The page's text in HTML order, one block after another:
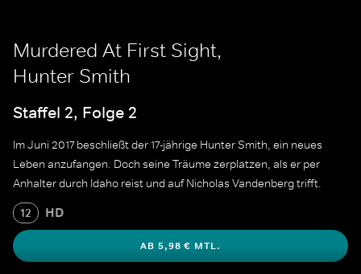
Murdered At First Sight,
Hunter Smith
Staffel 2, Folge 2
Im Juni 2017 beschließt der 17-jährige Hunter Smith, ein neues
Leben anzufangen. Doch seine Träume zerplatzen, als er per
Anhalter durch Idaho reist und auf Nicholas Vandenberg trifft.
12 HD
AB 5,98 € MTL.